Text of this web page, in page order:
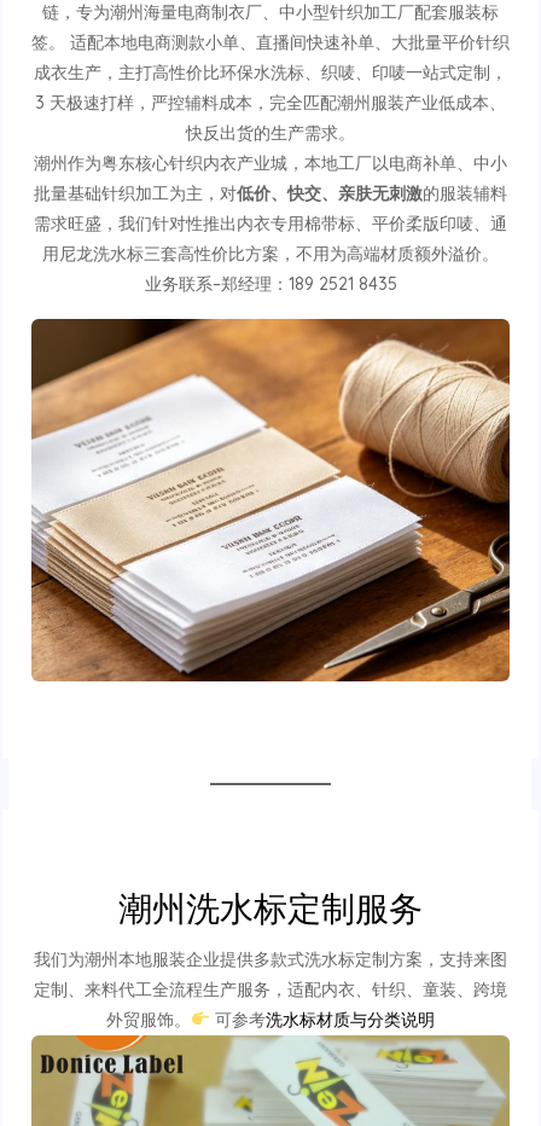
链，专为潮州海量电商制衣厂、中小型针织加工厂配套服装标
签。 适配本地电商测款小单、直播间快速补单、大批量平价针织
成衣生产，主打高性价比环保水洗标、织唛、印唛一站式定制，
3 天极速打样，严控辅料成本，完全匹配潮州服装产业低成本、
快反出货的生产需求。
潮州作为粤东核心针织内衣产业城，本地工厂以电商补单、中小
批量基础针织加工为主，对低价、快交、亲肤无刺激的服装辅料
需求旺盛，我们针对性推出内衣专用棉带标、平价柔版印唛、通
用尼龙洗水标三套高性价比方案，不用为高端材质额外溢价。
业务联系–郑经理：189 2521 8435
潮州洗水标定制服务
我们为潮州本地服装企业提供多款式洗水标定制方案，支持来图
定制、来料代工全流程生产服务，适配内衣、针织、童装、跨境
外贸服饰。
可参考洗水标材质与分类说明